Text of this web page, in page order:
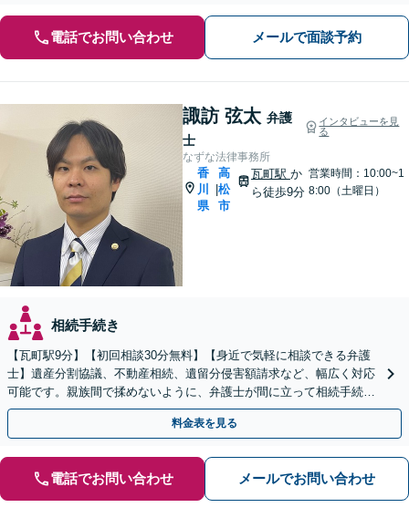
電話でお問い合わせ メールで面談予約
諏訪 弦太 弁護
士
インタビューを見
る
なずな法律事務所
香
川
県
高
松
市
瓦町駅 か
ら徒歩9分
営業時間：10:00~1
8:00（土曜日）
相続手続き
【瓦町駅9分】【初回相談30分無料】【身近で気軽に相談できる弁護
士】遺産分割協議、不動産相続、遺留分侵害額請求など、幅広く対応
可能です。親族間で揉めないように、弁護士が間に立って相続手続き
をサポートします。【電話相談可】【休日・夜間対応】
料金表を見る
電話でお問い合わせ メールでお問い合わせ